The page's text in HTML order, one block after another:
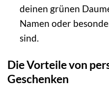
deinen grünen
Namen oder
sind.
Die Vorteile von
Geschenken